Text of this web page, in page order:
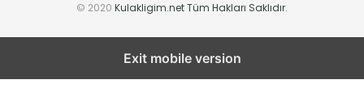
© 2020 Kulakligim.net Tüm Hakları Saklıdır.
Exit mobile version